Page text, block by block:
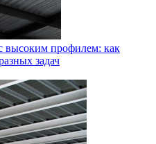
высоким профилем: как
задач